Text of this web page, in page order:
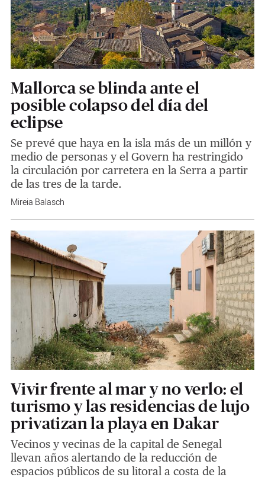
Mallorca se blinda ante el
posible colapso del día del
eclipse
Se prevé que haya en la isla más de un millón y
medio de personas y el Govern ha restringido
la circulación por carretera en la Serra a partir
de las tres de la tarde.
Mireia Balasch
Vivir frente al mar y no verlo: el
turismo y las residencias de lujo
privatizan la playa en Dakar
Vecinos y vecinas de la capital de Senegal
llevan años alertando de la reducción de
espacios públicos de su litoral a costa de la